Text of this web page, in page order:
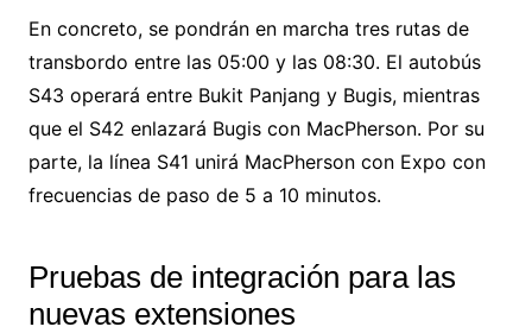
En concreto, se pondrán en marcha tres rutas de
transbordo entre las 05:00 y las 08:30. El autobús
S43 operará entre Bukit Panjang y Bugis, mientras
que el S42 enlazará Bugis con MacPherson. Por su
parte, la línea S41 unirá MacPherson con Expo con
frecuencias de paso de 5 a 10 minutos.
Pruebas de integración para las
nuevas extensiones